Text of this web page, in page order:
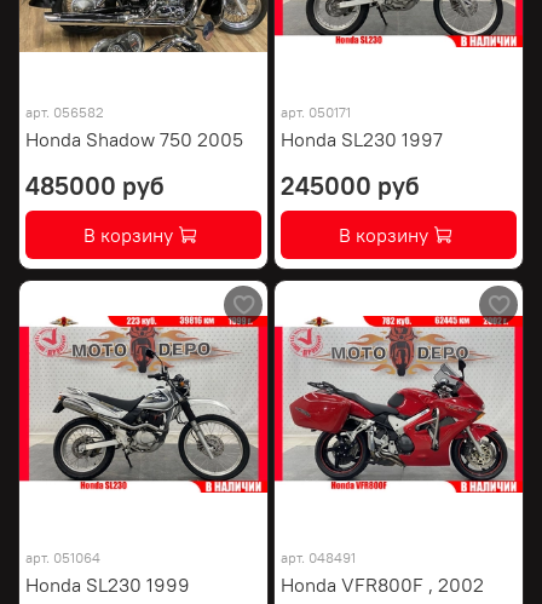
арт. 056582
Honda Shadow 750 2005
485000 руб
В корзину
арт. 050171
Honda SL230 1997
245000 руб
В корзину
арт. 051064
Honda SL230 1999
арт. 048491
Honda VFR800F , 2002